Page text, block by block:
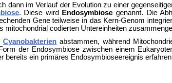
dann im Verlauf der Evolution zu einer
. Diese wird Endosymbiose genannt. Die
Gene teilweise in das Kern-Genom
mitochondrial codierten Untereinheiten
Cyanobakterien abstammen, während
der Endosymbiose zwischen einem
bereits ein primäres Endosymbioseereignis